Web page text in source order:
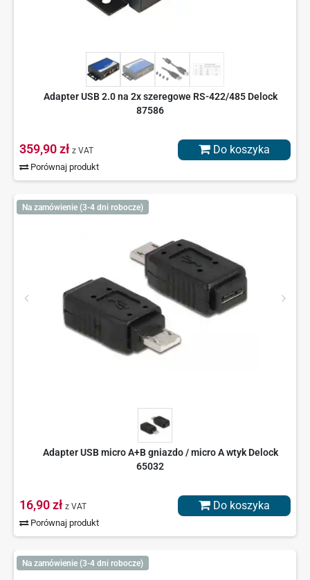
Adapter USB 2.0 na 2x szeregowe RS-422/485 Delock
87586
359,90 zł z VAT
Porównaj produkt
Do koszyka
Na zamówienie (3-4 dni robocze)
Adapter USB micro A+B gniazdo / micro A wtyk Delock
65032
16,90 zł z VAT
Porównaj produkt
Do koszyka
Na zamówienie (3-4 dni robocze)